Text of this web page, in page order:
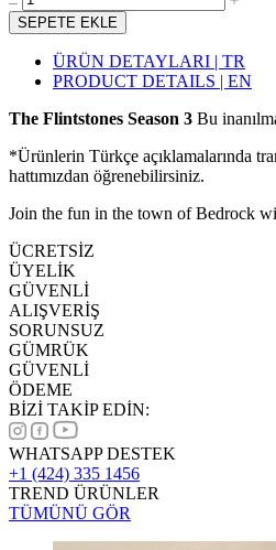
SEPETE EKLE
ÜRÜN DETAYLARI | TR
PRODUCT DETAILS | EN
The Flintstones Season 3 Bu
*Ürünlerin Türkçe açıklamalarında
hattımızdan öğrenebilirsiniz.
Join the fun in the town of Bedrock
ÜCRETSİZ
ÜYELİK
GÜVENLİ
ALIŞVERİŞ
SORUNSUZ
GÜMRÜK
GÜVENLİ
ÖDEME
BİZİ TAKİP EDİN:
WHATSAPP DESTEK
+1 (424) 335 1456
TREND ÜRÜNLER
TÜMÜNÜ GÖR